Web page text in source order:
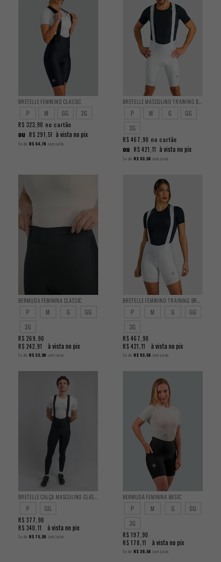
BRETELLE FEMININO CLASSIC
P M GG 3G
R$ 323,90 no cartão
ou R$ 291,51 à vista no pix
5x de R$ 64,78 sem juros
P M G
GG
3G
R$ 467,90 no cartão
ou R$ 421,11 à vista no pix
5x de R$ 93,58 sem juros
BERMUDA FEMININA CLASSIC
P M G
GG
3G
R$ 269,90
R$ 242,91
à vista no pix
5x de R$ 53,98 sem juros
P M G
GG
3G
R$ 467,90
R$ 421,11
à vista no pix
5x de R$ 93,58 sem juros
P GG
R$ 377,90
R$ 340,11
à vista no pix
5x de R$ 75,58 sem juros
BERMUDA FEMININA BASIC
P M G
GG
3G
R$ 197,90
R$ 178,11
à vista no pix
5x de R$ 39,58 sem juros